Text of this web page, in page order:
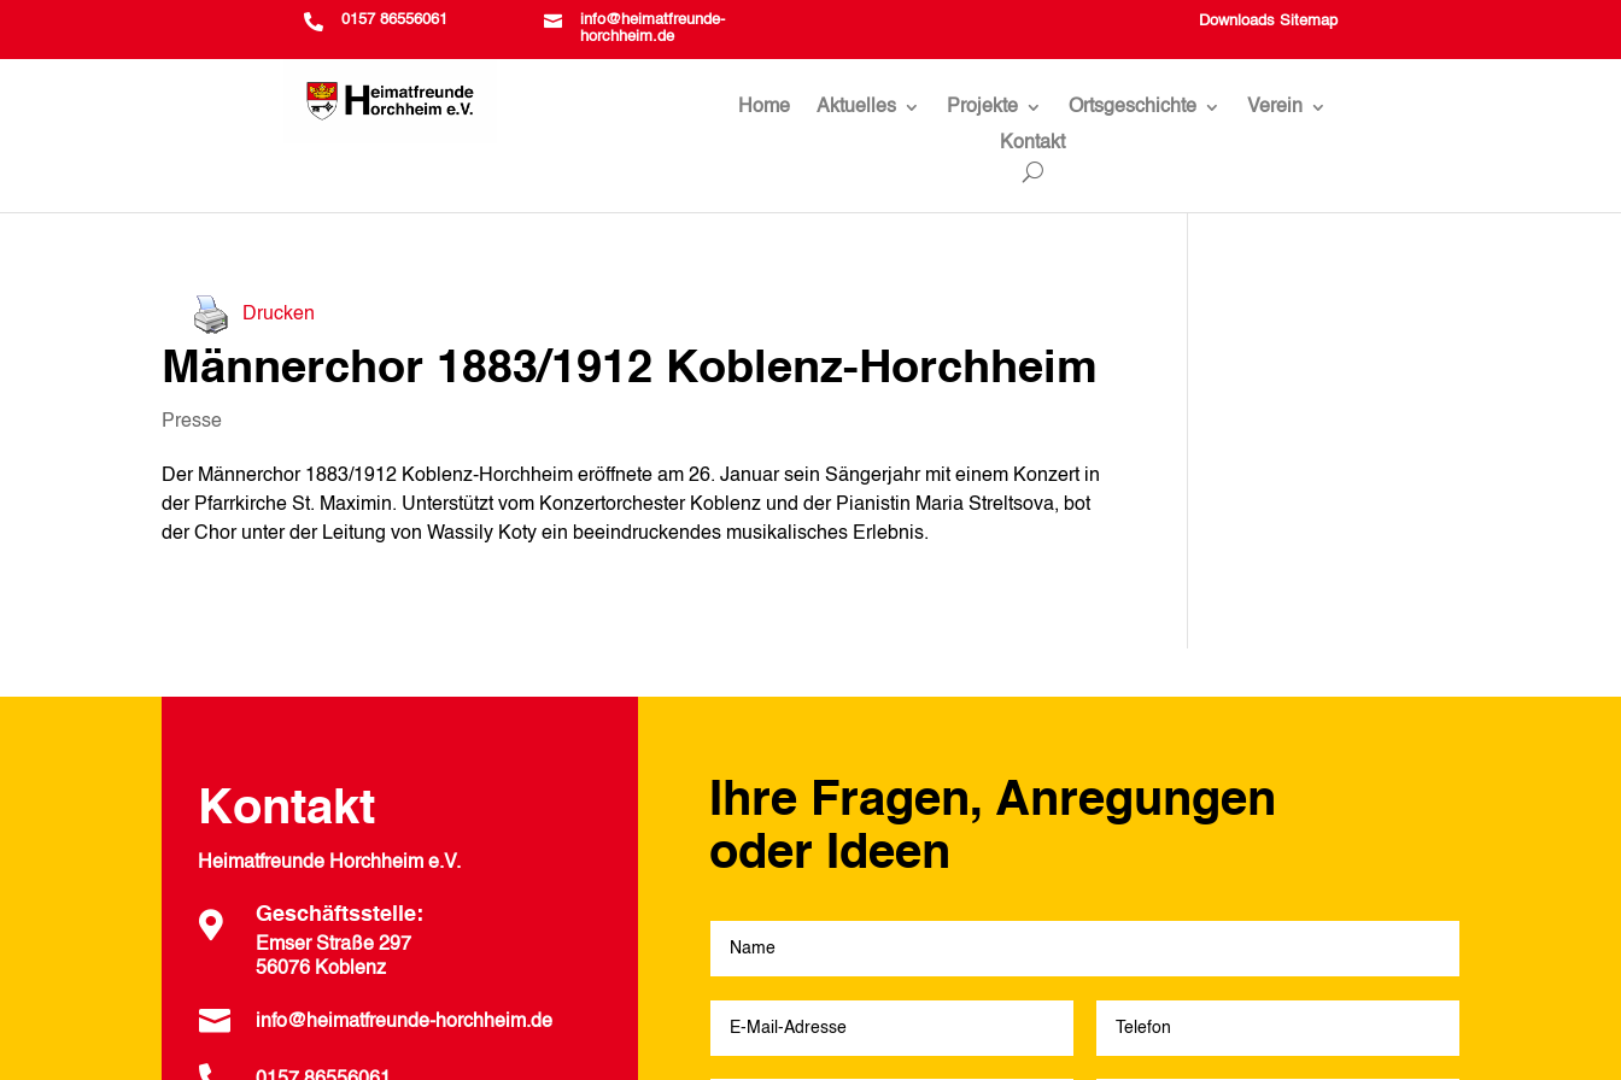
 0157 86556061 
info@heimatfreunde-
horchheim.de
Downloads Sitemap
Home Aktuelles Projekte Ortsgeschichte
Verein
Kontakt
Drucken
Männerchor 1883/1912 Koblenz-Horchheim
Presse
Der Männerchor 1883/1912 Koblenz-Horchheim eröffnete am 26. Januar sein Sängerjahr mit einem Konzert in
der Pfarrkirche St. Maximin. Unterstützt vom Konzertorchester Koblenz und der Pianistin Maria Streltsova, bot
der Chor unter der Leitung von Wassily Koty ein beeindruckendes musikalisches Erlebnis.
Kontakt
Heimatfreunde Horchheim e.V.
 Geschäftsstelle:
Emser Straße 297
56076 Koblenz
 info@heimatfreunde-horchheim.de
Ihre Fragen, Anregungen
oder Ideen